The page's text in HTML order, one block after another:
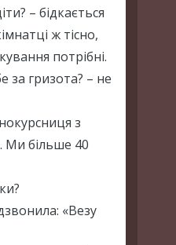
– бідкається
ж тісно,
потрібні.
за гризота? – не
з
Ми більше 40
«Везу